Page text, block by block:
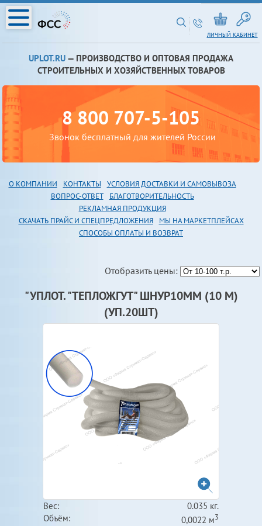
ЛИЧНЫЙ КАБИНЕТ
UPLOT.RU — ПРОИЗВОДСТВО И ОПТОВАЯ ПРОДАЖА
СТРОИТЕЛЬНЫХ И ХОЗЯЙСТВЕННЫХ ТОВАРОВ
8 800 707-5-105
Звонок бесплатный для жителей России
О КОМПАНИИ КОНТАКТЫ
УСЛОВИЯ ДОСТАВКИ И САМОВЫВОЗА
ВОПРОС-ОТВЕТ
БЛАГОТВОРИТЕЛЬНОСТЬ
РЕКЛАМНАЯ ПРОДУКЦИЯ
СКАЧАТЬ ПРАЙС И СПЕЦПРЕДЛОЖЕНИЯ
МЫ НА МАРКЕТПЛЕЙСАХ
СПОСОБЫ ОПЛАТЫ И ВОЗВРАТ
Отобразить цены:
"УПЛОТ. "ТЕПЛОЖГУТ" ШНУР10ММ (10 М)
(УП.20ШТ)
Вес:
0.035 кг.
Объём:
0,0022 м3